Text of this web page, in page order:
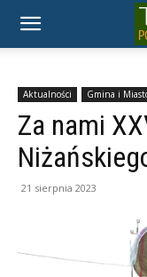
TELEWIZJA
NISKO
Aktualności Gmina i
Za nami
21 sierpnia 2023